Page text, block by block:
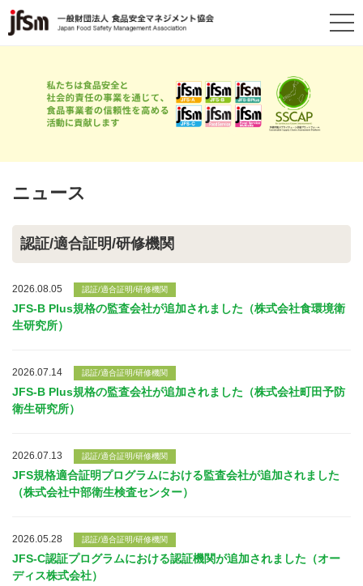
ニュース
認証/適合証明/研修機関
2026.08.05 認証/適合証明/研修機関
JFS-B Plus規格の監査会社が追加されました（株式会社食環境衛
生研究所）
2026.07.14 認証/適合証明/研修機関
JFS-B Plus規格の監査会社が追加されました（株式会社町田予防
衛生研究所）
2026.07.13 認証/適合証明/研修機関
JFS規格適合証明プログラムにおける監査会社が追加されました
（株式会社中部衛生検査センター）
2026.05.28 認証/適合証明/研修機関
JFS-C認証プログラムにおける認証機関が追加されました（オー
ディス株式会社）